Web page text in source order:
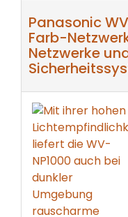
Panasonic
Farb-
Netzwerke